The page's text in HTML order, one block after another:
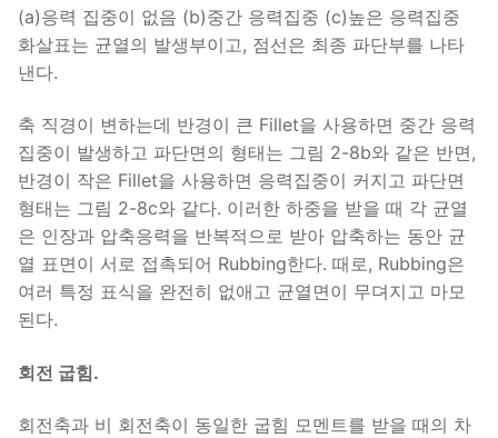
(a)응력 집중이 없음 (b)중간 응력집중 (c)높은 응력집중
화살표는 균열의 발생부이고, 점선은 최종 파단부를 나타
낸다.
축 직경이 변하는데 반경이 큰 Fillet을 사용하면 중간 응력
집중이 발생하고 파단면의 형태는 그림 2-8b와 같은 반면,
반경이 작은 Fillet을 사용하면 응력집중이 커지고 파단면
형태는 그림 2-8c와 같다. 이러한 하중을 받을 때 각 균열
은 인장과 압축응력을 반복적으로 받아 압축하는 동안 균
열 표면이 서로 접촉되어 Rubbing한다. 때로, Rubbing은
여러 특정 표식을 완전히 없애고 균열면이 무뎌지고 마모
된다.
회전 굽힘.
회전축과 비 회전축이 동일한 굽힘 모멘트를 받을 때의 차